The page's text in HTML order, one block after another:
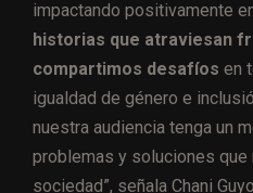
impactando positivamente
historias que atraviesan
compartimos desafíos en
igualdad de género e
nuestra audiencia tenga un
problemas y soluciones que
sociedad”, señala Chani